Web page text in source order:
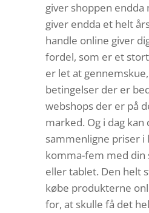
giver shoppen endda
giver endda et helt
handle online giver
fordel, som er et
er let at
betingelser der er
webshops der er på
marked. Og i dag
sammenligne priser i
komma-fem med din
eller tablet. Den helt
købe produkterne
for, at skulle få det